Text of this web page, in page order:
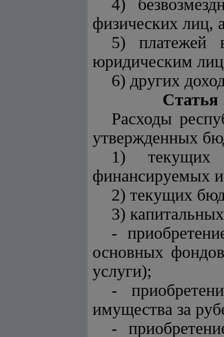
4)
физических лиц,
5) платежей
юридическим
6) других
Статья
Расходы
утвержденных
1) текущих
финансируемых
2) текущих
3)
-
основных
услуги);
-
имущества за
-